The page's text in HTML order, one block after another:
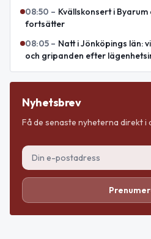
08:50 – Kvällskonsert i
fortsätter
08:05 – Natt i Jönköpings län:
och gripanden efter
Nyhetsbrev
Få de senaste nyheterna direkt i